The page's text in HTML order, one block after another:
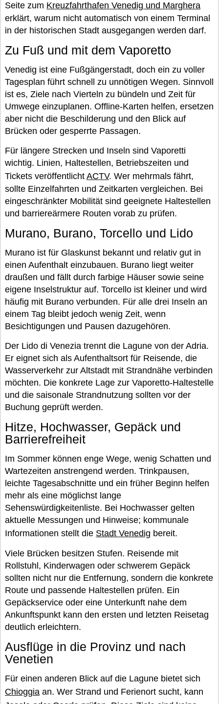
Seite zum Kreuzfahrthafen Venedig und Marghera
erklärt, warum nicht automatisch von einem Terminal
in der historischen Stadt ausgegangen werden darf.
Zu Fuß und mit dem Vaporetto
Venedig ist eine Fußgängerstadt, doch ein zu voller
Tagesplan führt schnell zu unnötigen Wegen. Sinnvoll
ist es, Ziele nach Vierteln zu bündeln und Zeit für
Umwege einzuplanen. Offline-Karten helfen, ersetzen
aber nicht die Beschilderung und den Blick auf
Brücken oder gesperrte Passagen.
Für längere Strecken und Inseln sind Vaporetti
wichtig. Linien, Haltestellen, Betriebszeiten und
Tickets veröffentlicht ACTV. Wer mehrmals fährt,
sollte Einzelfahrten und Zeitkarten vergleichen. Bei
eingeschränkter Mobilität sind geeignete Haltestellen
und barriereärmere Routen vorab zu prüfen.
Murano, Burano, Torcello und Lido
Murano ist für Glaskunst bekannt und relativ gut in
einen Aufenthalt einzubauen. Burano liegt weiter
draußen und fällt durch farbige Häuser sowie seine
eigene Inselstruktur auf. Torcello ist kleiner und wird
häufig mit Burano verbunden. Für alle drei Inseln an
einem Tag bleibt jedoch wenig Zeit, wenn
Besichtigungen und Pausen dazugehören.
Der Lido di Venezia trennt die Lagune von der Adria.
Er eignet sich als Aufenthaltsort für Reisende, die
Wasserverkehr zur Altstadt mit Strandnähe verbinden
möchten. Die konkrete Lage zur Vaporetto-Haltestelle
und die saisonale Strandnutzung sollten vor der
Buchung geprüft werden.
Hitze, Hochwasser, Gepäck und
Barrierefreiheit
Im Sommer können enge Wege, wenig Schatten und
Wartezeiten anstrengend werden. Trinkpausen,
leichte Tagesabschnitte und ein früher Beginn helfen
mehr als eine möglichst lange
Sehenswürdigkeitenliste. Bei Hochwasser gelten
aktuelle Messungen und Hinweise; kommunale
Informationen stellt die Stadt Venedig bereit.
Viele Brücken besitzen Stufen. Reisende mit
Rollstuhl, Kinderwagen oder schwerem Gepäck
sollten nicht nur die Entfernung, sondern die konkrete
Route und passende Haltestellen prüfen. Ein
Gepäckservice oder eine Unterkunft nahe dem
Ankunftspunkt kann den ersten und letzten Reisetag
deutlich erleichtern.
Ausflüge in die Provinz und nach
Venetien
Für einen anderen Blick auf die Lagune bietet sich
Chioggia an. Wer Strand und Ferienort sucht, kann